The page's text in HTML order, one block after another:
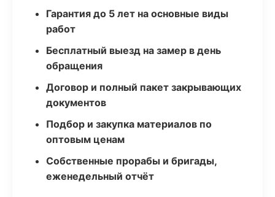
Гарантия до 5 лет на основные виды
работ
Бесплатный выезд на замер в день
обращения
Договор и полный пакет закрывающих
документов
Подбор и закупка материалов по
оптовым ценам
Собственные прорабы и бригады,
еженедельный отчёт